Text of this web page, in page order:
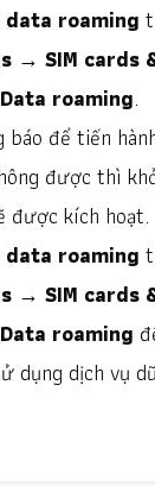
data roaming
→ SIM cards
roaming.
báo để tiến
được thì
được kích hoạt.
data roaming
→ SIM cards
roaming
dụng dịch vụ